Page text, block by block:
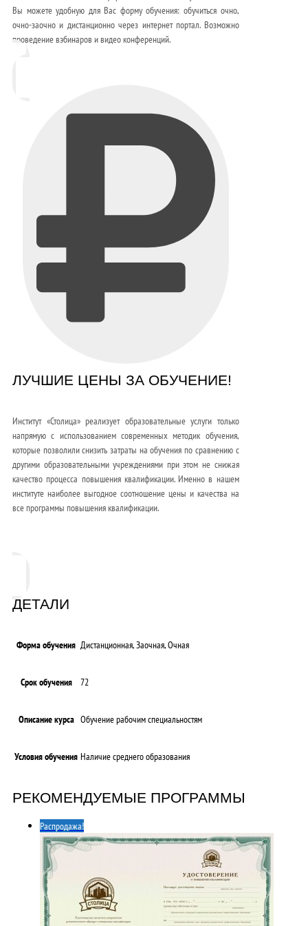
Вы можете удобную для Вас форму обучения: обучиться очно,
очно-заочно и дистанционно через интернет портал. Возможно
проведение вэбинаров и видео конференций.
ЛУЧШИЕ ЦЕНЫ ЗА ОБУЧЕНИЕ!
Институт «Столица» реализует образовательные услуги только
напрямую с использованием современных методик обучения,
которые позволили снизить затраты на обучения по сравнению с
другими образовательными учреждениями при этом не снижая
качество процесса повышения квалификации. Именно в нашем
институте наиболее выгодное соотношение цены и качества на
все программы повышения квалификации.
ДЕТАЛИ
Форма обучения Дистанционная, Заочная, Очная
Срок обучения 72
Описание курса Обучение рабочим специальностям
Условия обучения Наличие среднего образования
РЕКОМЕНДУЕМЫЕ ПРОГРАММЫ
Распродажа!